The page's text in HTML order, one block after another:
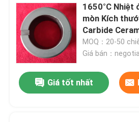
1650°C Nhiệt
mòn Kích
Carbide
Sleeve For
MOQ：20-50
Giá bán：
Giá tốt nhất